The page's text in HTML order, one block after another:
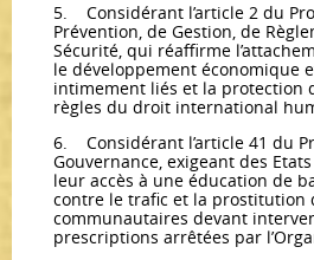
5. Considérant l’article 2 du
Prévention, de Gestion, de
Sécurité, qui réaffirme
le développement économique
intimement liés et la protection
règles du droit international
6. Considérant l’article 41 du
Gouvernance, exigeant des
leur accès à une éducation de
contre le trafic et la prostitution
communautaires devant
prescriptions arrêtées par